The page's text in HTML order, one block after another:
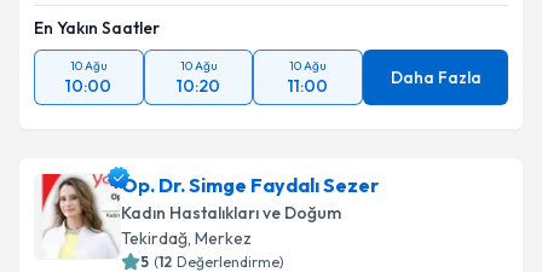
En Yakın Saatler
10 Ağu
10:00
10 Ağu
10:20
10 Ağu
11:00 Daha Fazla
Op. Dr. Simge Faydalı Sezer
Kadın Hastalıkları ve Doğum
Tekirdağ, Merkez
5 (12 Değerlendirme)